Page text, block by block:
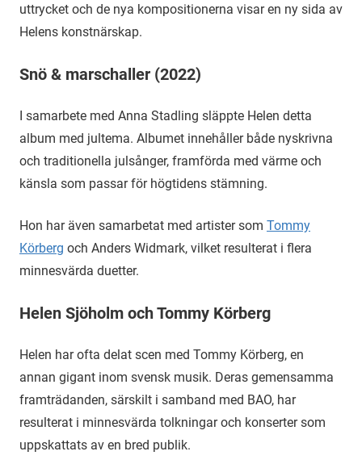
uttrycket och de nya kompositionerna visar en ny sida av
Helens konstnärskap.
Snö & marschaller (2022)
I samarbete med Anna Stadling släppte Helen detta
album med jultema. Albumet innehåller både nyskrivna
och traditionella julsånger, framförda med värme och
känsla som passar för högtidens stämning.
Hon har även samarbetat med artister som Tommy
Körberg och Anders Widmark, vilket resulterat i flera
minnesvärda duetter.
Helen Sjöholm och Tommy Körberg
Helen har ofta delat scen med Tommy Körberg, en
annan gigant inom svensk musik. Deras gemensamma
framträdanden, särskilt i samband med BAO, har
resulterat i minnesvärda tolkningar och konserter som
uppskattats av en bred publik.